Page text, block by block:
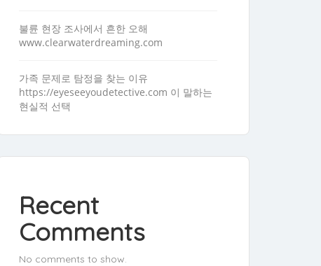
불륜 현장 조사에서 흔한 오해
www.clearwaterdreaming.com
가족 문제로 탐정을 찾는 이유
https://eyeseeyoudetective.com 이 말하는
현실적 선택
Recent
Comments
No comments to show.